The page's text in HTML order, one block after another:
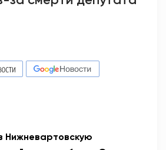
У НАС СЕМЕЙНОЕ
Нижневартовскую